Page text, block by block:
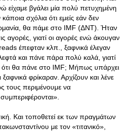
είχαμε βγάλει μία πολύ πετυχημένη
σχόλια ότι εμείς εάν δεν
θα πάμε στο IMF (ΔΝΤ). Ήταν
αγορές, γιατί οι αγορές ενώ άκουγαν
έπεφταν κλπ., ξαφνικά έλεγαν
και πάνε πάρα πολύ καλά, γιατί
ότι θα πάνε στο IMF; Μήπως υπάρχει
φρίκαραν. Αρχίζουν και λένε
τους περιμένουμε να
Και τοποθετεί εκ των πραγμάτων
με τον «τιτανικό»,